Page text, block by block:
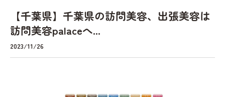
【千葉県】千葉県の訪問美容、出張美容は
訪問美容palaceへ...
2023/11/26